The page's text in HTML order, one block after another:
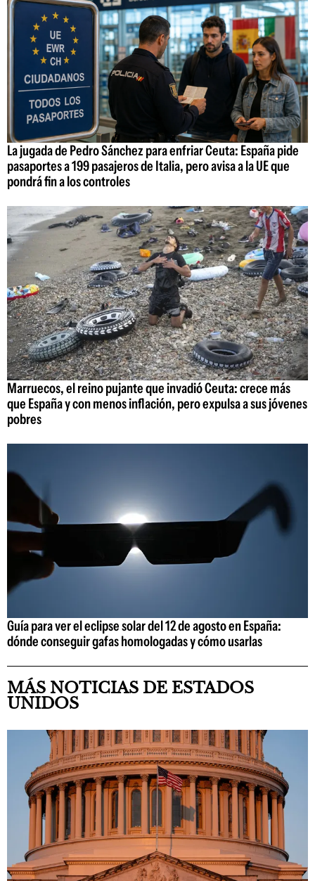
La jugada de Pedro Sánchez para enfriar Ceuta: España pide
pasaportes a 199 pasajeros de Italia, pero avisa a la UE que
pondrá fin a los controles
Marruecos, el reino pujante que invadió Ceuta: crece más
que España y con menos inflación, pero expulsa a sus jóvenes
pobres
Guía para ver el eclipse solar del 12 de agosto en España:
dónde conseguir gafas homologadas y cómo usarlas
MÁS NOTICIAS DE ESTADOS
UNIDOS